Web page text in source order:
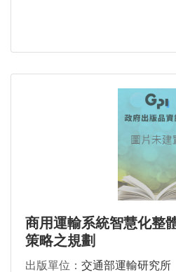
商用運輸系統智慧化整
策略之規劃
出版單位： 交通部運輸研究所